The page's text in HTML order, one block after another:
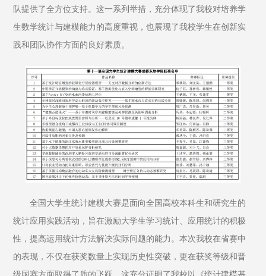
队提供了全方位支持。这一系列举措，充分体现了我校对培养学
生数学统计与建模能力的高度重视，也展现了我校学生在创新实
践和团队协作方面的良好素质。
全国大学生统计建模大赛是面向全国高校本科生和研究生的
统计应用实践活动，旨在激励大学生学习统计、应用统计的积极
性，提高运用统计方法解决实际问题的能力。本次我校在省赛中
的表现，不仅在获奖数量上实现历史性突破，更在获奖等级和晋